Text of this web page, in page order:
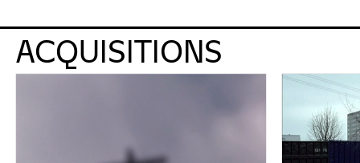
ACQUISITIONS